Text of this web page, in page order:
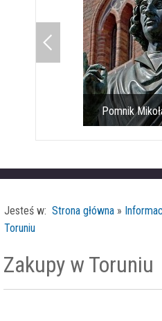
Pomnik Mikołaja
Jesteś w: Strona główna »
Toruniu
Zakupy w Toruniu